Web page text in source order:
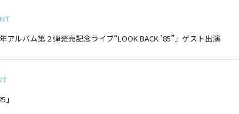
アルバム第 2 弾発売記念ライブ“LOOK BACK ’85”」ゲスト出演
」